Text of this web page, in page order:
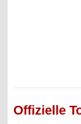
Offizielle